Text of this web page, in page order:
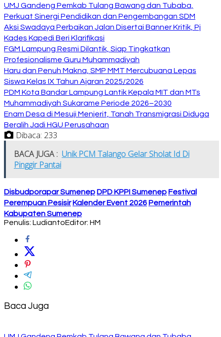
UMJ Gandeng Pemkab Tulang Bawang dan Tubaba,
Perkuat Sinergi Pendidikan dan Pengembangan SDM
Aksi Swadaya Perbaikan Jalan Disertai Banner Kritik, Pj
Kades Kapedi Beri Klarifikasi
FGM Lampung Resmi Dilantik, Siap Tingkatkan
Profesionalisme Guru Muhammadiyah
Haru dan Penuh Makna, SMP MMT Mercubuana Lepas
Siswa Kelas IX Tahun Ajaran 2025/2026
PDM Kota Bandar Lampung Lantik Kepala MIT dan MTs
Muhammadiyah Sukarame Periode 2026–2030
Enam Desa di Mesuji Menjerit, Tanah Transmigrasi Diduga
Beralih Jadi HGU Perusahaan
Dibaca: 233
BACA JUGA : Unik PCM Talango Gelar Sholat Id Di
Pinggir Pantai
Disbudporapar Sumenep DPD KPPI Sumenep Festival
Perempuan Pesisir Kalender Event 2026 Pemerintah
Kabupaten Sumenep
Penulis: LudiantoEditor: HM
Baca Juga